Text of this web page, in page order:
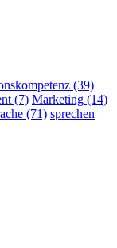
(39)
(7) Marketing (14)
(71) sprechen